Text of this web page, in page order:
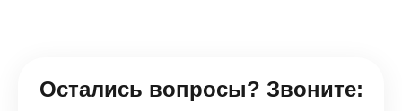
Остались вопросы? Звоните: